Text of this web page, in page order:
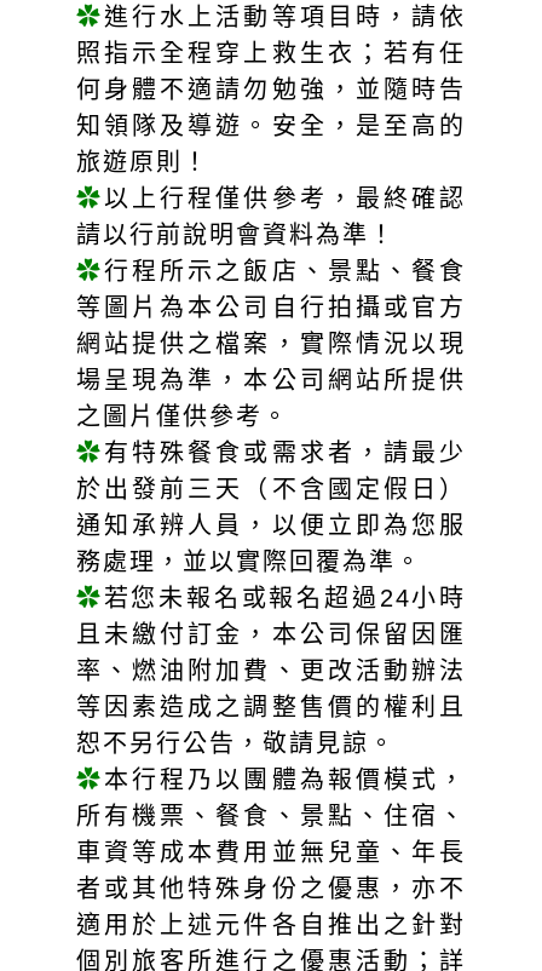
✿進行水上活動等項目時，請依
照指示全程穿上救生衣；若有任
何身體不適請勿勉強，並隨時告
知領隊及導遊。安全，是至高的
旅遊原則！
✿以上行程僅供參考，最終確認
請以行前說明會資料為準！
✿行程所示之飯店、景點、餐食
等圖片為本公司自行拍攝或官方
網站提供之檔案，實際情況以現
場呈現為準，本公司網站所提供
之圖片僅供參考。
✿有特殊餐食或需求者，請最少
於出發前三天（不含國定假日）
通知承辨人員，以便立即為您服
務處理，並以實際回覆為準。
✿若您未報名或報名超過24小時
且未繳付訂金，本公司保留因匯
率、燃油附加費、更改活動辦法
等因素造成之調整售價的權利且
恕不另行公告，敬請見諒。
✿本行程乃以團體為報價模式，
所有機票、餐食、景點、住宿、
車資等成本費用並無兒童、年長
者或其他特殊身份之優惠，亦不
適用於上述元件各自推出之針對
個別旅客所進行之優惠活動；詳